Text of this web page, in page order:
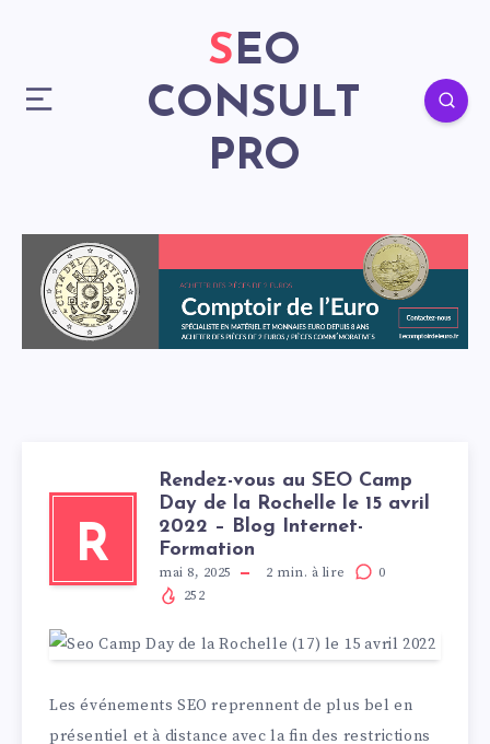
SEO
CONSULT
PRO
R
Rendez-vous au SEO Camp
Day de la Rochelle le 15 avril
2022 – Blog Internet-
Formation
mai 8, 2025 2 min. à lire
0
252
Les événements SEO reprennent de plus bel en
présentiel et à distance avec la fin des restrictions